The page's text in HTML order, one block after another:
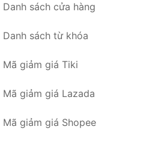
Danh sách cửa hàng
Danh sách từ khóa
Mã giảm giá Tiki
Mã giảm giá Lazada
Mã giảm giá Shopee